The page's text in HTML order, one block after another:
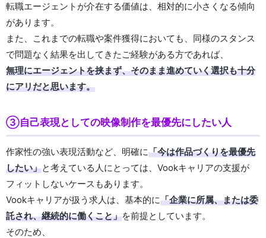
転職エージェントが介在する価値は、相対的に小さくなる傾向
があります。
また、これまでの転職や案件獲得においても、同様のスタンス
で問題なく結果を出してきたご経験がある方であれば、
無理にエージェントを挟まず、そのまま進めていく選択も十分
にアリだと思います。
③自己表現としての映像制作を最優先にしたい人
作家性の強い表現活動など、明確に「今は作品づくりを最優先
したい」と考えている人にとっては、Vookキャリアの支援が
フィットしないケースもあります。
Vookキャリアが扱う求人は、基本的に「企業に所属、または委
託され、継続的に働くこと」を前提としています。
そのため、